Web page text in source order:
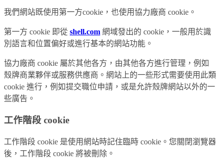
我們網站既使用第一方cookie，也使用協力廠商 cookie。
第一方 cookie 即從 shell.com 網域發出的 cookie，一般用於識
別語言和位置偏好或進行基本的網站功能。
協力廠商 cookie 屬於其他各方，由其他各方進行管理，例如
殼牌商業夥伴或服務供應商。網站上的一些形式需要使用此類
cookie 進行，例如提交職位申請，或是允許殼牌網站以外的一
些廣告。
工作階段 cookie
工作階段 cookie 是使用網站時記住臨時 cookie。您關閉瀏覽器
後，工作階段 cookie 將被刪除。